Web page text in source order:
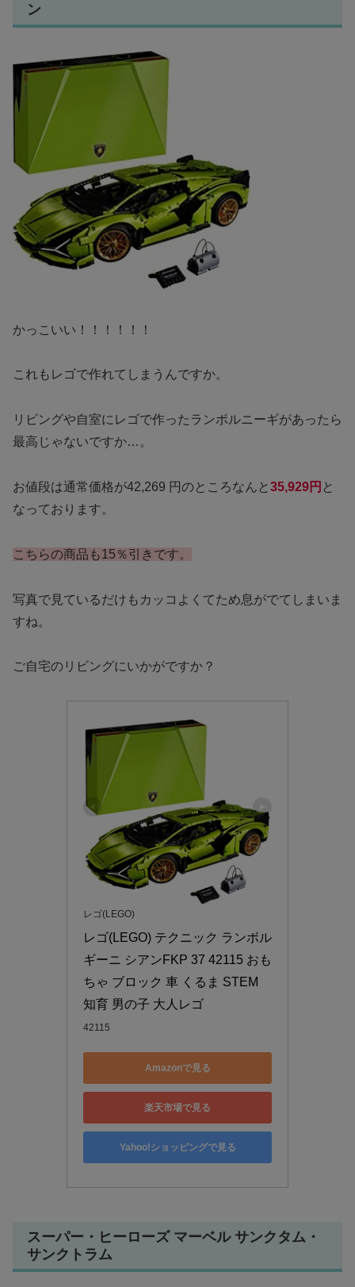
ン
かっこいい！！！！！！
これもレゴで作れてしまうんですか。
リビングや自室にレゴで作ったランボルニーギがあったら
最高じゃないですか…。
お値段は通常価格が42,269 円のところなんと 35,929円 と
なっております。
こちらの商品も15％引きです。
写真で見ているだけもカッコよくてため息がでてしまいま
すね。
ご自宅のリビングにいかがですか？
レゴ(LEGO)
レゴ(LEGO) テクニック ランボル
ギーニ シアンFKP 37 42115 おも
ちゃ ブロック 車 くるま STEM
知育 男の子 大人レゴ
42115
Amazonで見る
楽天市場で見る
Yahoo!ショッピングで見る
スーパー・ヒーローズ マーベル サンクタム・
サンクトラム